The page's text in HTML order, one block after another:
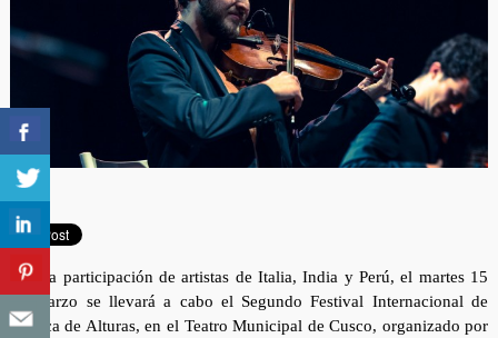
Con la participación de artistas de Italia, India y Perú, el martes 15
de marzo se llevará a cabo el Segundo Festival Internacional de
Música de Alturas, en el Teatro Municipal de Cusco, organizado por